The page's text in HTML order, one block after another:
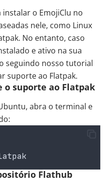
instalar o EmojiClu no
nele, como Linux
No entanto, caso
e ativo na sua
seguindo nosso tutorial
suporte ao Flatpak.
o suporte ao Flatpak
abra o terminal e
Flathub